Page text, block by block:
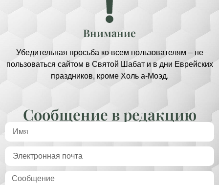
Внимание
Убедительная просьба ко всем пользователям – не
пользоваться сайтом в Святой Шабат и в дни Еврейских
праздников, кроме Холь а-Моэд.
Сообщение в редакцию